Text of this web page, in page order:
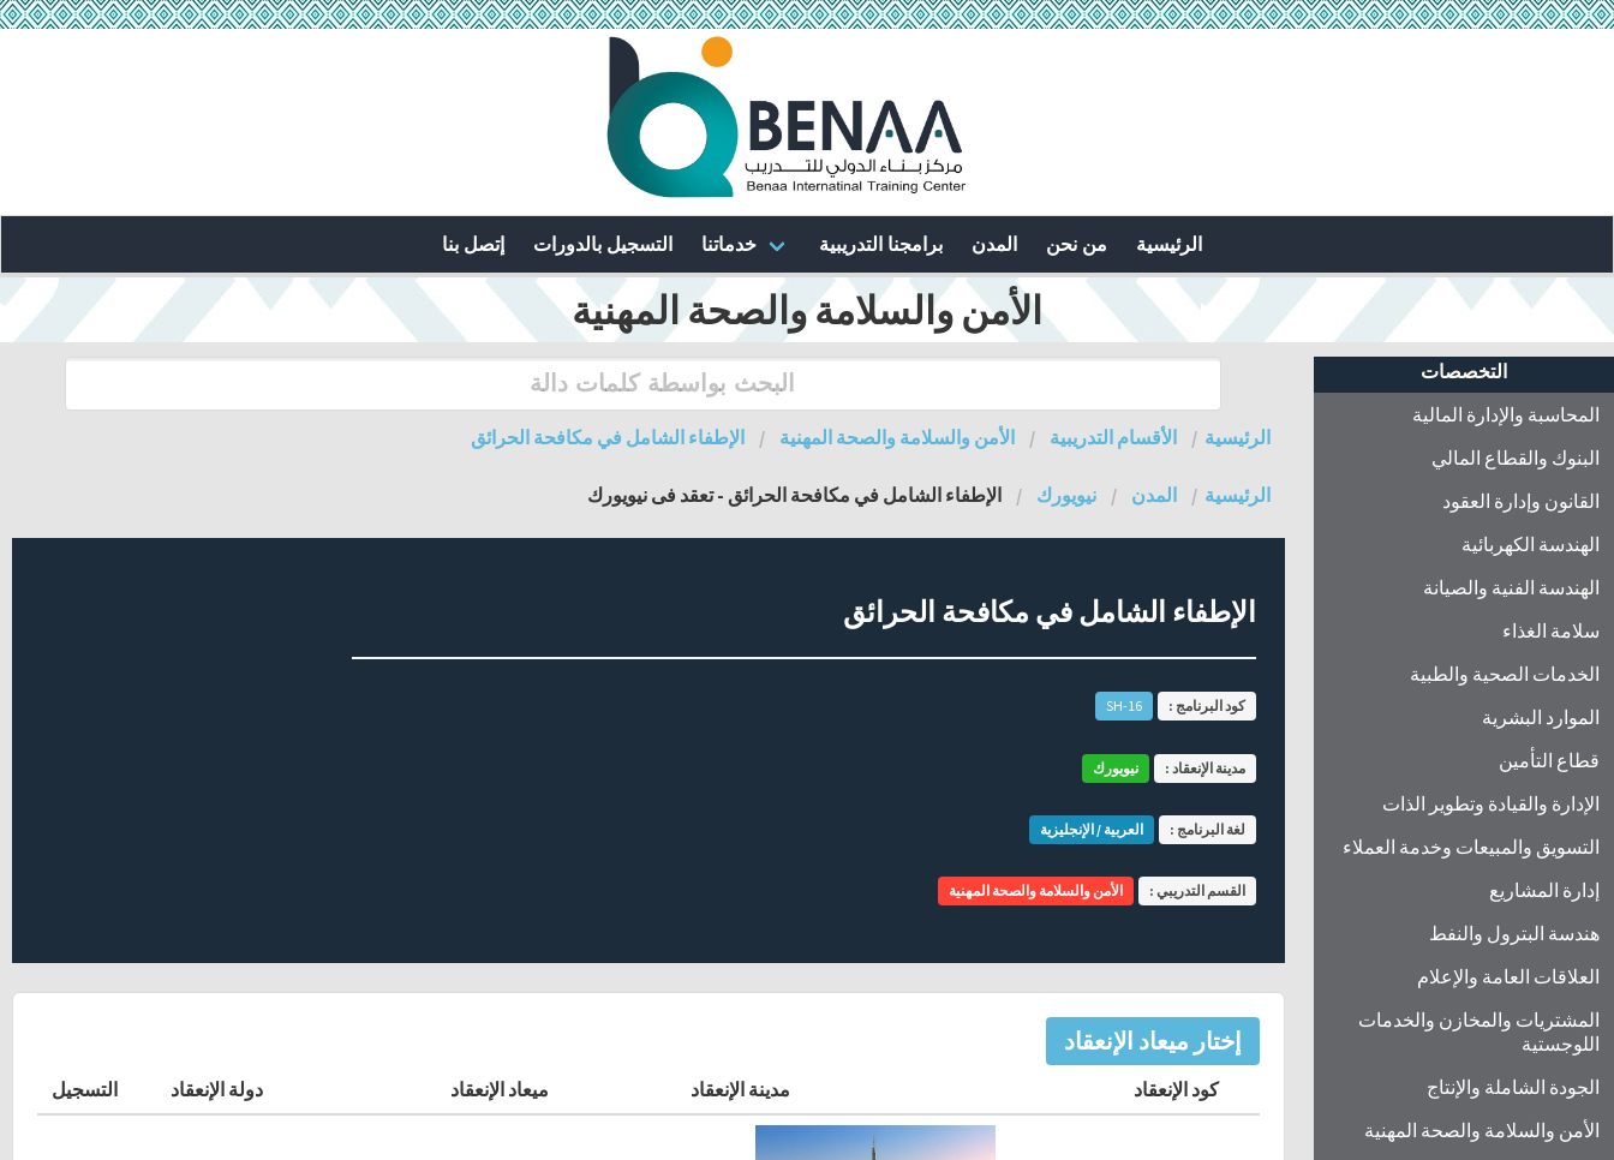
الرئيسية من نحن المدن برامجنا التدريبية خدماتنا التسجيل بالدورات إتصل بنا
الأمن والسلامة والصحة المهنية
التخصصات
المحاسبة والإدارة المالية
البنوك والقطاع المالي
القانون وإدارة العقود
الهندسة الكهربائية
الهندسة الفنية والصيانة
سلامة الغذاء
الخدمات الصحية والطبية
الموارد البشرية
قطاع التأمين
الإدارة والقيادة وتطوير الذات
التسويق والمبيعات وخدمة العملاء
إدارة المشاريع
هندسة البترول والنفط
العلاقات العامة والإعلام
المشتريات والمخازن والخدمات
اللوجستية
الجودة الشاملة والإنتاج
الأمن والسلامة والصحة المهنية
الرئيسية الأقسام التدريبية الأمن والسلامة والصحة المهنية الإطفاء الشامل في مكافحة الحرائق
الرئيسية المدن نيويورك الإطفاء الشامل في مكافحة الحرائق - تعقد فى نيويورك
الإطفاء الشامل في مكافحة الحرائق
كود البرنامج : SH-16
مدينة الإنعقاد : نيويورك
لغة البرنامج : العربية / الإنجليزية
القسم التدريبي : الأمن والسلامة والصحة المهنية
إختار ميعاد الإنعقاد
كود الإنعقاد مدينة الإنعقاد ميعاد الإنعقاد دولة الإنعقاد التسجيل